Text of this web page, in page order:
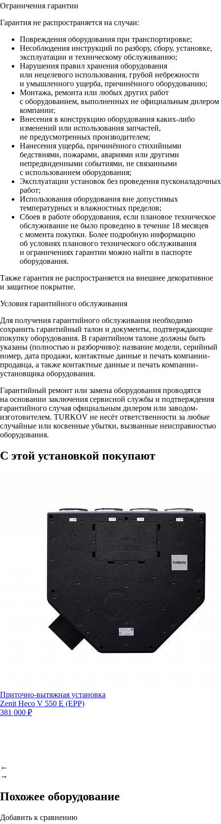
Ограничения гарантии
Гарантия не распространяется на случаи:
Повреждения оборудования при транспортировке;
Несоблюдения инструкций по разбору, сбору, установке,
эксплуатации и техническому обслуживанию;
Нарушения правил хранения оборудования
или нецелевого использования, грубой небрежности
и умышленного ущерба, причинённого оборудованию;
Монтажа, ремонта или любых других работ
с оборудованием, выполненных не официальным дилером
компании;
Внесения в конструкцию оборудования каких‑либо
изменений или использования запчастей,
не предусмотренных производителем;
Нанесения ущерба, причинённого стихийными
бедствиями, пожарами, авариями или другими
непредвиденными событиями, не связанными
с использованием оборудования;
Эксплуатации установок без проведения пусконаладочных
работ;
Использования оборудования вне допустимых
температурных и влажностных пределов;
Сбоев в работе оборудования, если плановое техническое
обслуживание не было проведено в течение 18 месяцев
с момента покупки. Более подробную информацию
об условиях планового технического обслуживания
и ограничениях гарантии можно найти в паспорте
оборудования.
Также гарантия не распространяется на внешнее декоративное
и защитное покрытие.
Условия гарантийного обслуживания
Для получения гарантийного обслуживания необходимо
сохранить гарантийный талон и документы, подтверждающие
покупку оборудования. В гарантийном талоне должны быть
указаны (полностью и разборчиво): название модели, серийный
номер, дата продажи, контактные данные и печать компании-
продавца, а также контактные данные и печать компании-
установщика оборудования.
Гарантийный ремонт или замена оборудования проводятся
на основании заключения сервисной службы и подтверждения
гарантийного случая официальным дилером или заводом-
изготовителем. TURKOV не несёт ответственности за любые
случайные или косвенные убытки, вызванные неисправностью
оборудования.
С этой установкой покупают
Приточно-вытяжная установка
Zenit Heco V 550 E (EPP)
381 000 ₽
←
→
Похожее оборудование
Добавить к сравнению